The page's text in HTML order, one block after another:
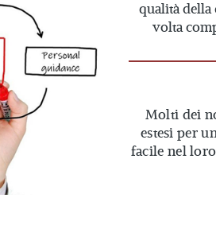
qualità della
volta
Molti dei
estesi per
facile nel